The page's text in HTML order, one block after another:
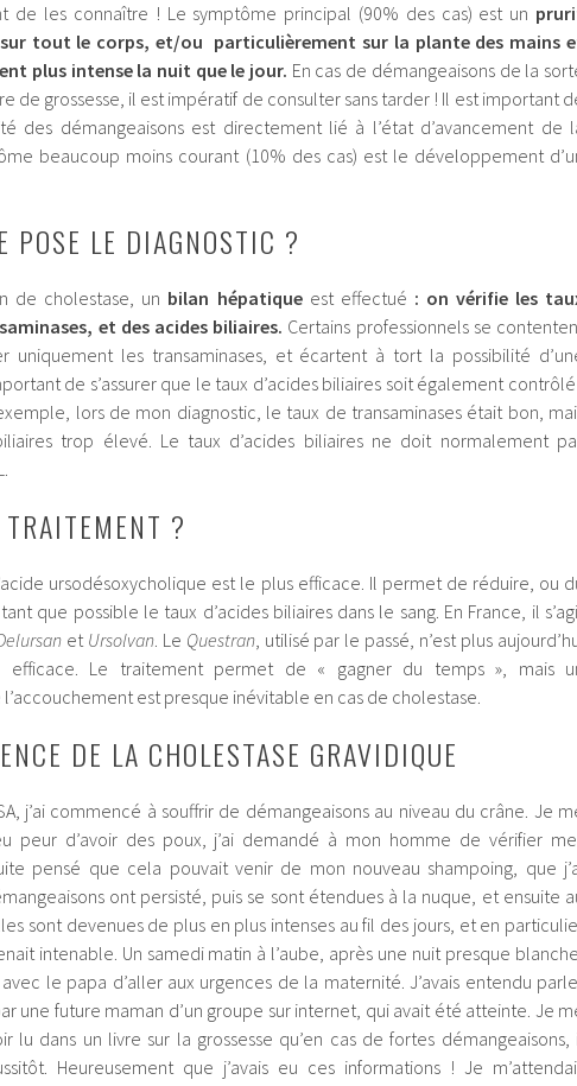
de les connaître ! Le symptôme principal (90% des cas) est un
sur tout le corps, et/ou particulièrement sur la plante des mains
plus intense la nuit que le jour. En cas de démangeaisons de la
de grossesse, il est impératif de consulter sans tarder ! Il est important
des démangeaisons est directement lié à l’état d’avancement de
beaucoup moins courant (10% des cas) est le développement
POSE LE DIAGNOSTIC ?
de cholestase, un bilan hépatiqueest effectué : on vérifie les
et des acides biliaires. Certains professionnels se
uniquement les transaminases, et écartent à tort la possibilité
de s’assurer que le taux d’acides biliaires soit également
lors de mon diagnostic, le taux de transaminases était bon,
trop élevé. Le taux d’acides biliaires ne doit normalement
?
ursodésoxycholique est le plus efficace. Il permet de réduire, ou
que possible le taux d’acides biliaires dans le sang. En France, il
etUrsolvan. Le Questran, utilisé par le passé, n’est plus
efficace. Le traitement permet de « gagner du temps », mais
est presque inévitable en cas de cholestase.
DE LA CHOLESTASE GRAVIDIQUE
j’ai commencé à souffrir de démangeaisons au niveau du crâne. Je
peur d’avoir des poux, j’ai demandé à mon homme de vérifier
pensé que cela pouvait venir de mon nouveau shampoing, que
ont persisté, puis se sont étendues à la nuque, et ensuite
sont devenues de plus en plus intenses au fil des jours, et en
intenable. Un samedi matin à l’aube, après une nuit presque
le papa d’aller aux urgences de la maternité. J’avais entendu
une future maman d’un groupe sur internet, qui avait été atteinte. Je
lu dans un livre sur la grossesse qu’en cas de fortes démangeaisons,
Heureusement que j’avais eu ces informations ! Je